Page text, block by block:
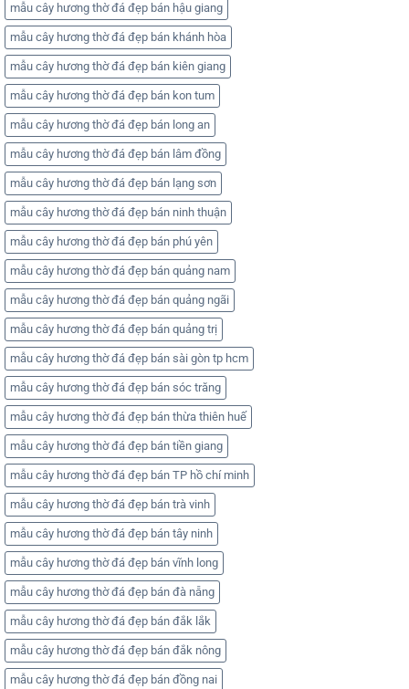
mẫu cây hương thờ đá đẹp bán hậu giang
mẫu cây hương thờ đá đẹp bán khánh hòa
mẫu cây hương thờ đá đẹp bán kiên giang
mẫu cây hương thờ đá đẹp bán kon tum
mẫu cây hương thờ đá đẹp bán long an
mẫu cây hương thờ đá đẹp bán lâm đồng
mẫu cây hương thờ đá đẹp bán lạng sơn
mẫu cây hương thờ đá đẹp bán ninh thuận
mẫu cây hương thờ đá đẹp bán phú yên
mẫu cây hương thờ đá đẹp bán quảng nam
mẫu cây hương thờ đá đẹp bán quảng ngãi
mẫu cây hương thờ đá đẹp bán quảng trị
mẫu cây hương thờ đá đẹp bán sài gòn tp hcm
mẫu cây hương thờ đá đẹp bán sóc trăng
mẫu cây hương thờ đá đẹp bán thừa thiên huế
mẫu cây hương thờ đá đẹp bán tiền giang
mẫu cây hương thờ đá đẹp bán TP hồ chí minh
mẫu cây hương thờ đá đẹp bán trà vinh
mẫu cây hương thờ đá đẹp bán tây ninh
mẫu cây hương thờ đá đẹp bán vĩnh long
mẫu cây hương thờ đá đẹp bán đà nẵng
mẫu cây hương thờ đá đẹp bán đắk lắk
mẫu cây hương thờ đá đẹp bán đắk nông
mẫu cây hương thờ đá đẹp bán đồng nai